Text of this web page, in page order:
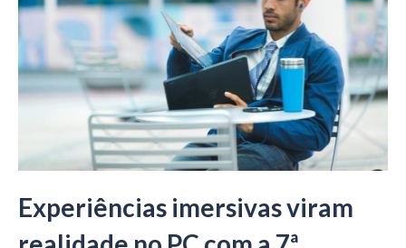
Experiências imersivas viram